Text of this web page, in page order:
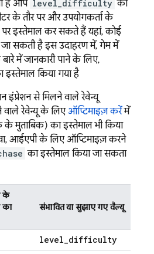
है. आप level_difficulty को
के तौर पर और उपयोगकर्ता के
इस्तेमाल कर सकते हैं. यहां, कोई
जा सकती है. इस उदाहरण में, गेम में
बारे में जानकारी पाने के लिए,
इस्तेमाल किया गया है.
इंप्रेशन से मिलने वाले रेवेन्यू
वाले रेवेन्यू के लिएऑप्टिमाइज़ करेंमें
मुताबिक) का इस्तेमाल भी किया
आईएपी के लिए ऑप्टिमाइज़ करने
का इस्तेमाल किया जा सकता
के
का
संभावित या सुझाए गए वैल्यू
level_difficulty